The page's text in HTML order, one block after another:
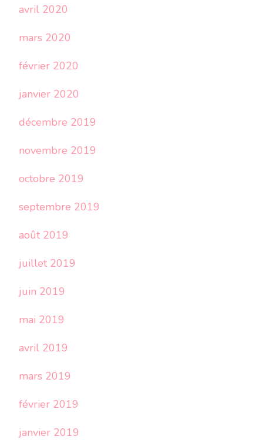
avril 2020
mars 2020
février 2020
janvier 2020
décembre 2019
novembre 2019
octobre 2019
septembre 2019
août 2019
juillet 2019
juin 2019
mai 2019
avril 2019
mars 2019
février 2019
janvier 2019